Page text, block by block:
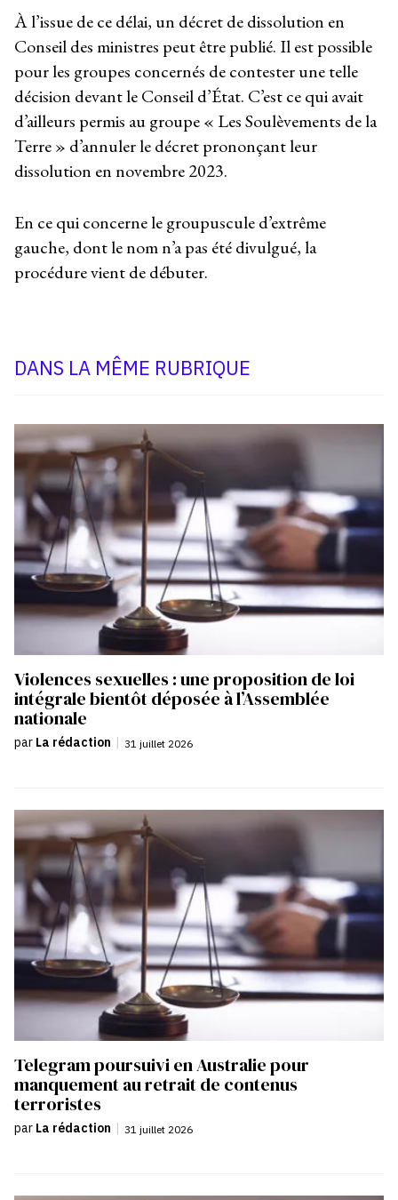
À l’issue de ce délai, un décret de dissolution en
Conseil des ministres peut être publié. Il est possible
pour les groupes concernés de contester une telle
décision devant le Conseil d’État. C’est ce qui avait
d’ailleurs permis au groupe « Les Soulèvements de la
Terre » d’annuler le décret prononçant leur
dissolution en novembre 2023.
En ce qui concerne le groupuscule d’extrême
gauche, dont le nom n’a pas été divulgué, la
procédure vient de débuter.
DANS LA MÊME RUBRIQUE
Violences sexuelles : une proposition de loi
intégrale bientôt déposée à l’Assemblée
nationale
par La rédaction | 31 juillet 2026
Telegram poursuivi en Australie pour
manquement au retrait de contenus
terroristes
par La rédaction | 31 juillet 2026